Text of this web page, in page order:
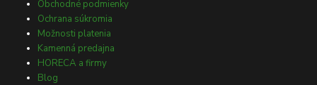
Obchodné podmienky
Ochrana súkromia
Možnosti platenia
Kamenná predajna
HORECA a firmy
Blog